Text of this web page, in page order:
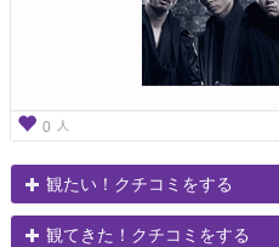
0 人
観たい！クチコミをする
観てきた！クチコミをする